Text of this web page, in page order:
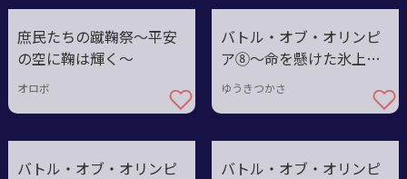
庶民たちの蹴鞠祭～平安
の空に鞠は輝く～
オロボ
バトル・オブ・オリンピ
ア⑧～命を懸けた氷上バ
トル
ゆうきつかさ
バトル・オブ・オリンピ
バトル・オブ・オリンピ